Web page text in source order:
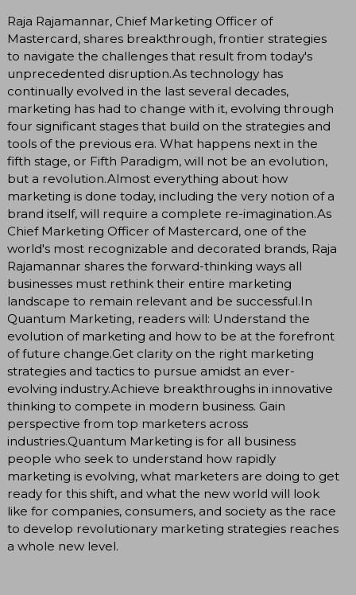
Raja Rajamannar, Chief Marketing Officer of
Mastercard, shares breakthrough, frontier strategies
to navigate the challenges that result from today's
unprecedented disruption.As technology has
continually evolved in the last several decades,
marketing has had to change with it, evolving through
four significant stages that build on the strategies and
tools of the previous era. What happens next in the
fifth stage, or Fifth Paradigm, will not be an evolution,
but a revolution.Almost everything about how
marketing is done today, including the very notion of a
brand itself, will require a complete re-imagination.As
Chief Marketing Officer of Mastercard, one of the
world's most recognizable and decorated brands, Raja
Rajamannar shares the forward-thinking ways all
businesses must rethink their entire marketing
landscape to remain relevant and be successful.In
Quantum Marketing, readers will: Understand the
evolution of marketing and how to be at the forefront
of future change.Get clarity on the right marketing
strategies and tactics to pursue amidst an ever-
evolving industry.Achieve breakthroughs in innovative
thinking to compete in modern business. Gain
perspective from top marketers across
industries.Quantum Marketing is for all business
people who seek to understand how rapidly
marketing is evolving, what marketers are doing to get
ready for this shift, and what the new world will look
like for companies, consumers, and society as the race
to develop revolutionary marketing strategies reaches
a whole new level.